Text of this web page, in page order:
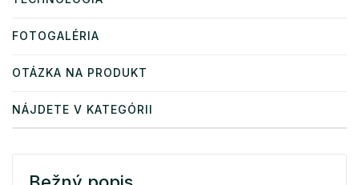
FOTOGALÉRIA
OTÁZKA NA PRODUKT
NÁJDETE V KATEGÓRII